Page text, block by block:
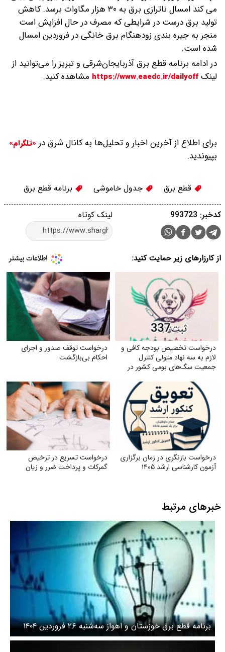
می کند امسال ناترازی برق به ۳۰ هزار مگاوات برسد.
کاهش
تولید برق درست در شرایطی که مصرف در حال افزایش است
منجر به جیره بندی زودهنگام برق خانگی در فروردین امسال
شده است.
در ادامه برنامه قطع برق آذربایجان‌شرقی و تبریز را می‌توانید از
لینک https://www.eaedc.ir/dailyoff مشاهده کنید.
برای اطلاع از آخرین اخبار و تحلیل‌ها به کانال شرق در «تلگرام»
بپیوندید.
قطع برق جدول خاموشی برنامه قطع برق
لینک کوتاه کدخبر: 993723
از کارزارهای زیر حمایت کنید:
درخواست تخصیص بودجه کافی و
لازم به سه نهاد متولی کنترل
جمعیت سگ‌های بومی کشور در
درخواست توقف صدور و اجرای
احکام بی‌بازگشت
درخواست بازنگری در زمان برگزاری
آزمون کارشناسی ارشد ۱۴۰۵
درخواست تسریع در ترخیص
گمرکات و پرداخت ضرر و زیان
خبرهای مرتبط
برنامه قطع برق خوزستان و اهواز سه‌شنبه ۲۶ فروردین ۱۴۰۴